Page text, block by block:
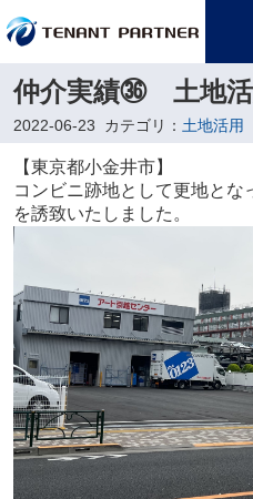
仲介実績㊱ 土地活
2022-06-23 カテゴリ： 土地活用
【東京都小金井市】
コンビニ跡地として更地と
を誘致いたしました。